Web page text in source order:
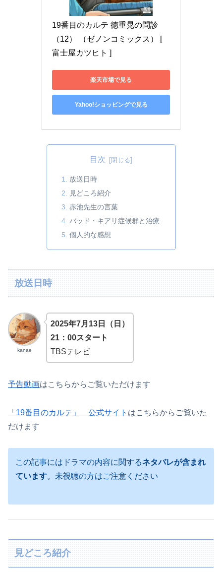
19番目のカルテ 徳重晃の問診
（12） （ゼノンコミックス） [
富士屋カツヒト ]
楽天市場で見る
Yahoo!ショッピングで見る
目次
放送日時
見どころ紹介
赤池先生の言葉
バッド・キアリ症候群と治療
個人的な感想
放送日時
kanae
2025年7月13日（日）
21：00スタート
TBSテレビ
予告動画はこちらからご覧いただけます
「19番目のカルテ」 公式サイト はこちらからご覧いた
だけます
この記事にはドラマの内容に関するネタバレが含まれ
ています。未視聴の方はご注意ください
見どころ紹介